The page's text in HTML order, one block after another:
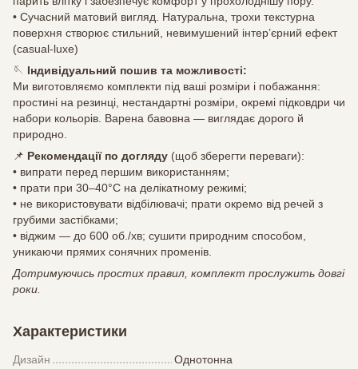
• Сучасний матовий вигляд. Натуральна, трохи текстурна
поверхня створює стильний, невимушений інтер’єрний ефект
(casual-luxe)
🪡 Індивідуальний пошив та можливості:
Ми виготовляємо комплекти під ваші розміри і побажання:
простині на резинці, нестандартні розміри, окремі підковдри чи
набори кольорів. Варена бавовна — виглядає дорого й
природно.
📌 Рекомендації по догляду (щоб зберегти переваги):
• випрати перед першим використанням;
• прати при 30–40°C на делікатному режимі;
• не використовувати відбілювачі; прати окремо від речей з
грубими застібками;
• віджим — до 600 об./хв; сушити природним способом,
уникаючи прямих сонячних променів.
Дотримуючись простих правил, комплект прослужить довгі
роки.
Характеристики
Дизайн Однотонна